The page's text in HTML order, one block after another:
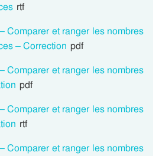
rtf
Comparer et ranger les nombres
– Correction pdf
Comparer et ranger les nombres
pdf
Comparer et ranger les nombres
rtf
Comparer et ranger les nombres